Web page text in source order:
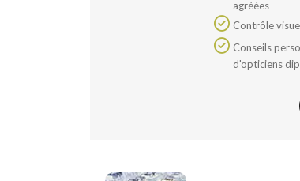
agréées
Contrôle
d'opticiens